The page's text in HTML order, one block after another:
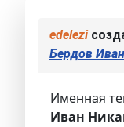
edelezi
Бердов
Именная
Иван